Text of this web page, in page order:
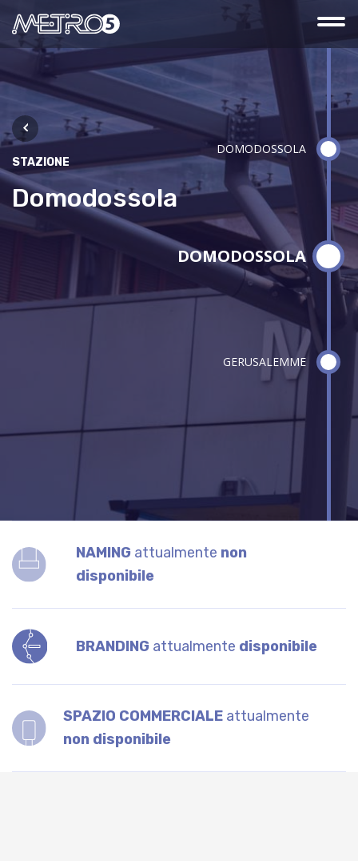
STAZIONE
Domodossola
DOMODOSSOLA
DOMODOSSOLA
GERUSALEMME
NAMINGattualmente non
disponibile
BRANDING attualmente disponibile
SPAZIO COMMERCIALE attualmente
non disponibile